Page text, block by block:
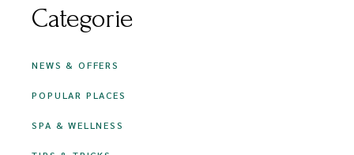
Categorie
NEWS & OFFERS
POPULAR PLACES
SPA & WELLNESS